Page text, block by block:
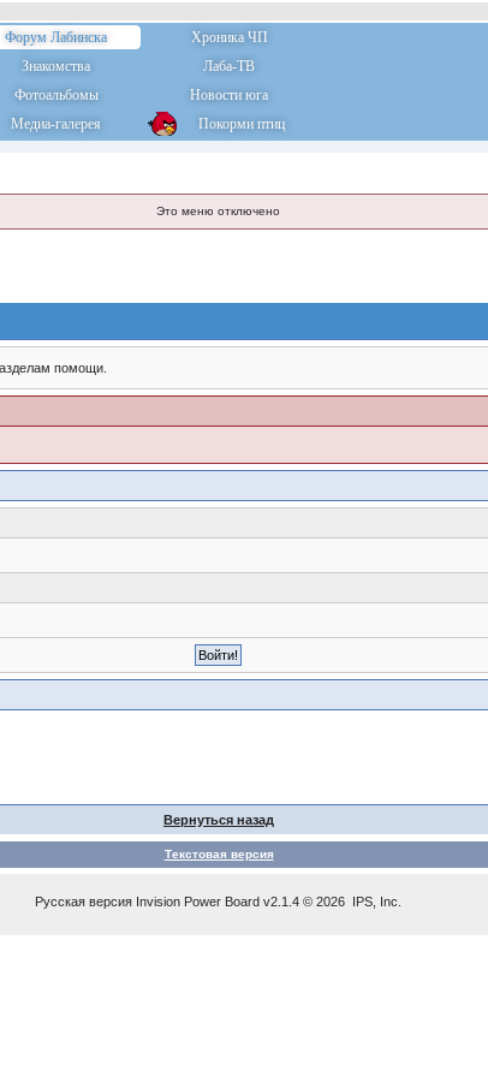
Форум Лабинска
Хроника ЧП
Знакомства
Лаба-ТВ
Фотоальбомы
Новости юга
Медиа-галерея Покорми птиц
Это меню отключено
помощи.
Вернуться назад
Текстовая версия
Русская версия Invision Power Board v2.1.4 © 2026 IPS, Inc.